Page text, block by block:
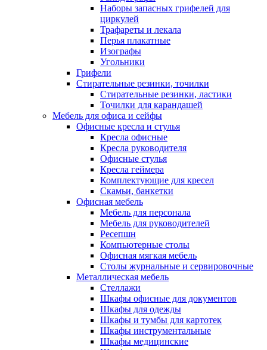
Наборы запасных грифелей для
циркулей
Трафареты и лекала
Перья плакатные
Изографы
Угольники
Грифели
Стирательные резинки, точилки
Стирательные резинки, ластики
Точилки для карандашей
Мебель для офиса и сейфы
Офисные кресла и стулья
Кресла офисные
Кресла руководителя
Офисные стулья
Кресла геймера
Комплектующие для кресел
Скамьи, банкетки
Офисная мебель
Мебель для персонала
Мебель для руководителей
Ресепшн
Компьютерные столы
Офисная мягкая мебель
Столы журнальные и сервировочные
Металлическая мебель
Стеллажи
Шкафы офисные для документов
Шкафы для одежды
Шкафы и тумбы для картотек
Шкафы инструментальные
Шкафы медицинские